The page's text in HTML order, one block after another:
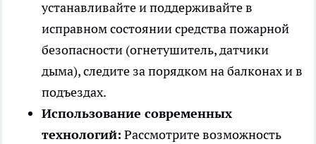
устанавливайте и поддерживайте в
исправном состоянии средства пожарной
безопасности (огнетушитель, датчики
дыма), следите за порядком на балконах и в
подъездах.
Использование современных
технологий: Рассмотрите возможность